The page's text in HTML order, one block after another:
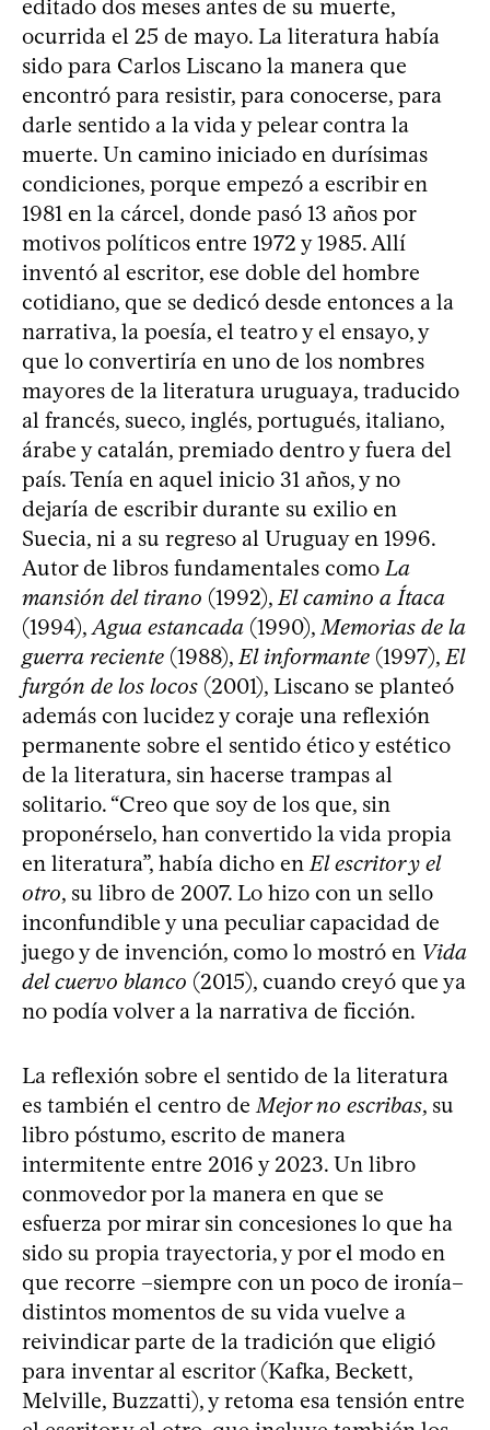
editado dos meses antes de su muerte,
ocurrida el 25 de mayo. La literatura había
sido para Carlos Liscano la manera que
encontró para resistir, para conocerse, para
darle sentido a la vida y pelear contra la
muerte. Un camino iniciado en durísimas
condiciones, porque empezó a escribir en
1981 en la cárcel, donde pasó 13 años por
motivos políticos entre 1972 y 1985. Allí
inventó al escritor, ese doble del hombre
cotidiano, que se dedicó desde entonces a la
narrativa, la poesía, el teatro y el ensayo, y
que lo convertiría en uno de los nombres
mayores de la literatura uruguaya, traducido
al francés, sueco, inglés, portugués, italiano,
árabe y catalán, premiado dentro y fuera del
país. Tenía en aquel inicio 31 años, y no
dejaría de escribir durante su exilio en
Suecia, ni a su regreso al Uruguay en 1996.
Autor de libros fundamentales comoLa
mansión del tirano (1992),El camino a Ítaca
(1994),Agua estancada (1990),Memorias de la
guerra reciente (1988),El informante (1997),El
furgón de los locos (2001), Liscano se planteó
además con lucidez y coraje una reflexión
permanente sobre el sentido ético y estético
de la literatura, sin hacerse trampas al
solitario. “Creo que soy de los que, sin
proponérselo, han convertido la vida propia
en literatura”, había dicho enEl escritor y el
otro, su libro de 2007. Lo hizo con un sello
inconfundible y una peculiar capacidad de
juego y de invención, como lo mostró en Vida
del cuervo blanco (2015), cuando creyó que ya
no podía volver a la narrativa de ficción.
La reflexión sobre el sentido de la literatura
es también el centro deMejor no escribas, su
libro póstumo, escrito de manera
intermitente entre 2016 y 2023. Un libro
conmovedor por la manera en que se
esfuerza por mirar sin concesiones lo que ha
sido su propia trayectoria, y por el modo en
que recorre –siempre con un poco de ironía–
distintos momentos de su vida vuelve a
reivindicar parte de la tradición que eligió
para inventar al escritor (Kafka, Beckett,
Melville, Buzzatti), y retoma esa tensión entre